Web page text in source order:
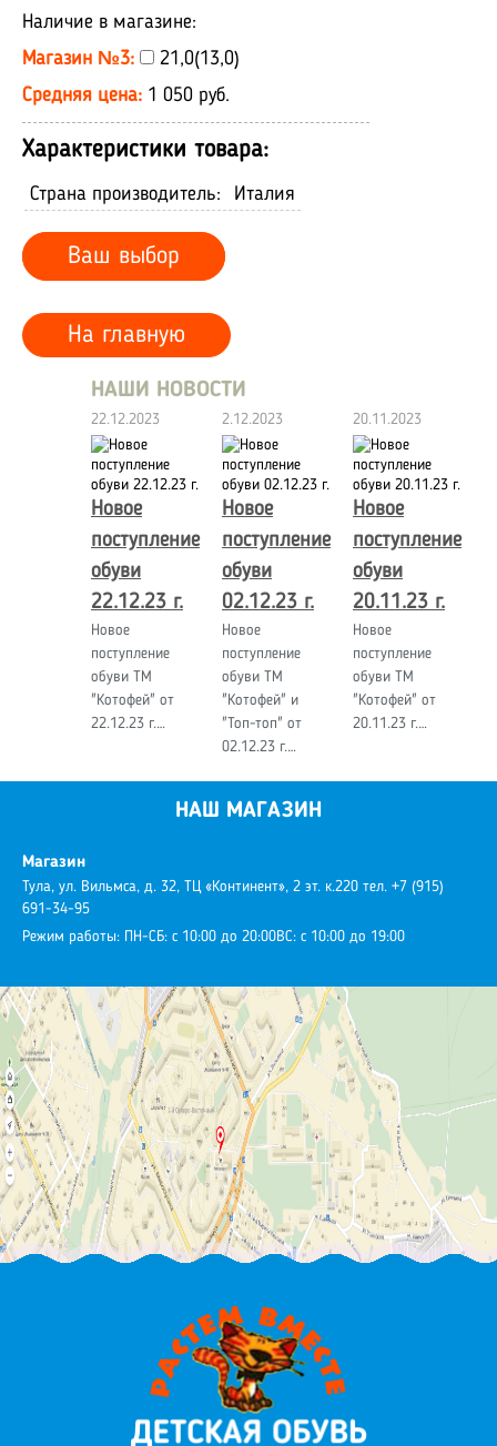
Наличие в магазине:
Магазин №3:
21,0(13,0)
Средняя цена: 1 050 руб.
Характеристики товара:
Страна производитель: Италия
Ваш выбор
На главную
НАШИ НОВОСТИ
22.12.2023
Новое
поступление
обуви
22.12.23 г.
Новое
поступление
обуви ТМ
"Котофей" от
22.12.23 г.…
2.12.2023
Новое
поступление
обуви
02.12.23 г.
Новое
поступление
обуви ТМ
"Котофей" и
"Топ-топ" от
02.12.23 г.…
20.11.2023
Новое
поступление
обуви
20.11.23 г.
Новое
поступление
обуви ТМ
"Котофей" от
20.11.23 г.…
НАШ МАГАЗИН
Магазин
Тула, ул. Вильмса, д. 32, ТЦ «Континент», 2 эт. к.220 тел. +7 (915)
691-34-95
Режим работы: ПН-СБ: с 10:00 до 20:00ВС: с 10:00 до 19:00